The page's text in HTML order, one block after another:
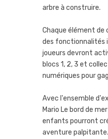
arbre à construire.
Chaque élément de
des fonctionnalités
joueurs devront
blocs 1, 2, 3 et
numériques pour
Avec l'ensemble
Mario Le bord de
enfants pourront
aventure